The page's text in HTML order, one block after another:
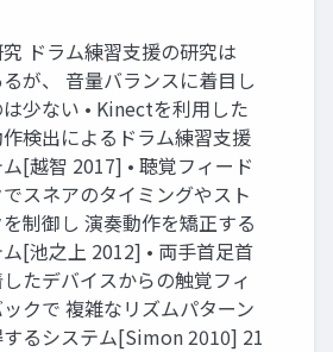
ドラム練習支援の研究は
が、 音量バランスに着目し
少ない • Kinectを利用した
検出によるドラム練習支援
[越智 2017] • 聴覚フィード
スネアのタイミングやスト
制御し 演奏動作を矯正する
[池之上 2012] • 両手首足首
たデバイスからの触覚フィ
クで 複雑なリズムパターン
するシステム[Simon 2010] 21